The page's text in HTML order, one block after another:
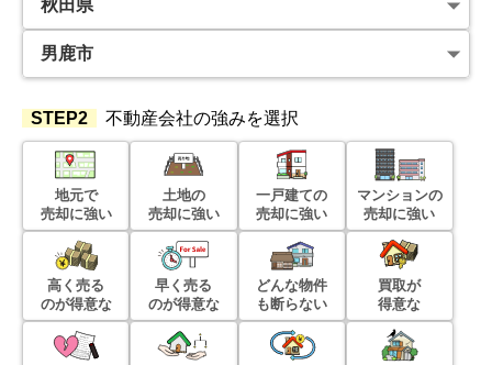
建物面積:
STEP2 不動産会社の強みを選択
地元で
売却に強い
土地の
売却に強い
一戸建ての
売却に強い
マンションの
売却に強い
高く売る
のが得意な
早く売る
のが得意な
どんな物件
も断らない
買取が
得意な